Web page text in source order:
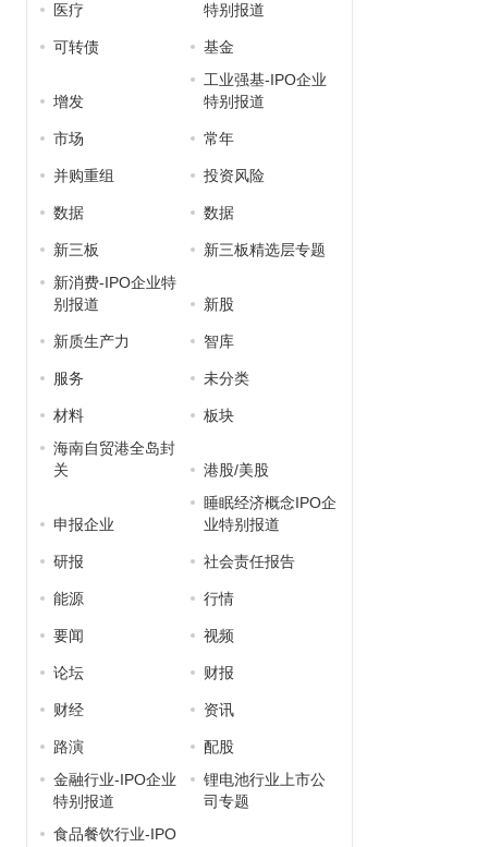
医疗
特别报道
可转债 基金
增发
工业强基-IPO企业
特别报道
市场 常年
并购重组 投资风险
数据 数据
新三板
新三板精选层专题
新消费-IPO企业特
别报道
新股
新质生产力 智库
服务 未分类
材料
板块
海南自贸港全岛封
关
港股/美股
申报企业
睡眠经济概念IPO企
业特别报道
研报 社会责任报告
能源 行情
要闻 视频
论坛 财报
财经 资讯
路演
配股
金融行业-IPO企业
特别报道
锂电池行业上市公
司专题
食品餐饮行业-IPO